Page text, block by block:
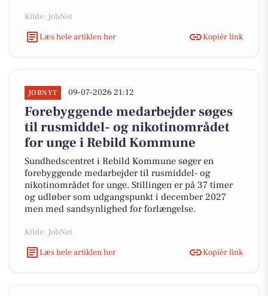
Kilde: JobNet
Læs hele artiklen her
Kopiér link
JOBNYT 09-07-2026 21:12
Forebyggende medarbejder søges
til rusmiddel- og nikotinområdet
for unge i Rebild Kommune
Sundhedscentret i Rebild Kommune søger en
forebyggende medarbejder til rusmiddel- og
nikotinområdet for unge. Stillingen er på 37 timer
og udløber som udgangspunkt i december 2027
men med sandsynlighed for forlængelse.
Kilde: JobNet
Læs hele artiklen her
Kopiér link